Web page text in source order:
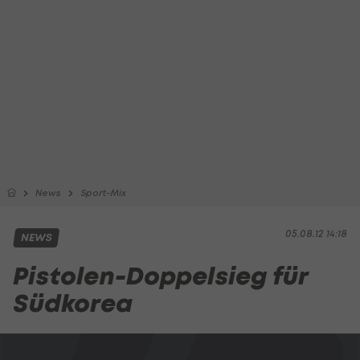
News Sport-Mix
05.08.12 14:18
NEWS
Pistolen-Doppelsieg für
Südkorea